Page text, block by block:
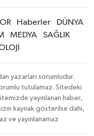
Haberler
DÜNYA
MEDYA
SAĞLIK
yazarları sorumludur.
tutulamaz. Sitedeki
yayınlanan haber,
kaynak gösterilse dahi,
ve yayınlanamaz